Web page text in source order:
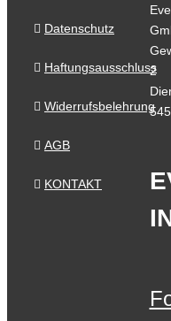
Datenschutz
Haftungsausschluss
Widerrufsbelehrung
AGB
KONTAKT
2